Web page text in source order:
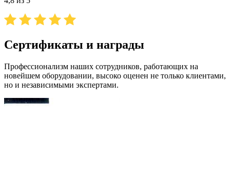
Сертификаты и награды
Профессионализм наших сотрудников, работающих на
новейшем оборудовании, высоко оценен не только клиентами,
но и независимыми экспертами.